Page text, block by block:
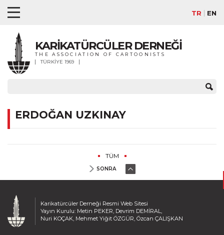
TR EN
KARİKATÜRCÜLER DERNEĞİ
THE ASSOCIATION OF CARTOONISTS
TÜRKİYE 1969
ERDOĞAN UZKINAY
TÜM
SONRA
Karikatürcüler Derneği Resmi Web Sitesi
Yayın Kurulu: Metin PEKER, Devrim DEMİRAL,
Nuri KOÇAK, Mehmet Yiğit ÖZGÜR, Özcan ÇALIŞKAN